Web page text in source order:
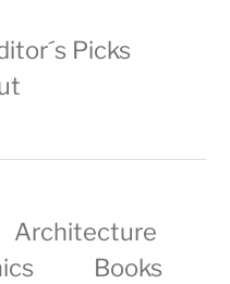
Picks
Architecture
Books